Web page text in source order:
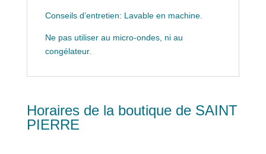
Conseils d’entretien: Lavable en machine.
Ne pas utiliser au micro-ondes, ni au
congélateur.
Horaires de la boutique de SAINT
PIERRE